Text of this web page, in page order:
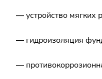
— устройство мягких
— гидроизоляция
—